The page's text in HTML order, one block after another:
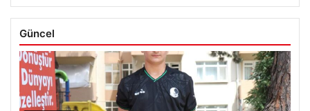
Güncel